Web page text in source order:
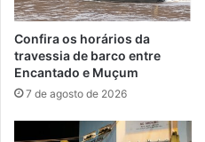
planta
Confira os horários da
travessia de barco entre
Encantado e Muçum
7 de agosto de 2026